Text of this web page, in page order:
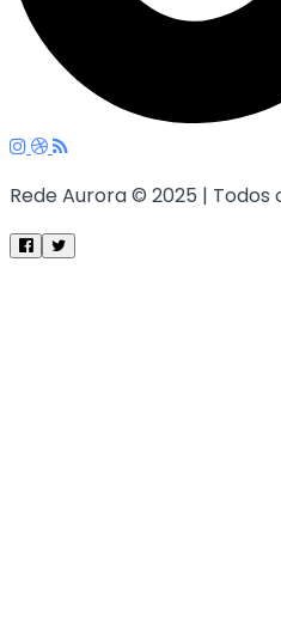
Rede Aurora © 2025 | Todos